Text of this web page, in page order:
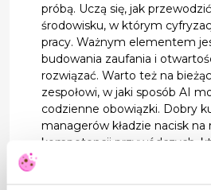
próbą. Uczą się, jak
środowisku, w którym
pracy. Ważnym elementem
budowania zaufania i
rozwiązać. Warto też na
zespołowi, w jaki sposób AI
codzienne obowiązki. Dobry
managerów kładzie nacisk na
kompetencji przywódczych,
dostosowane do nowych